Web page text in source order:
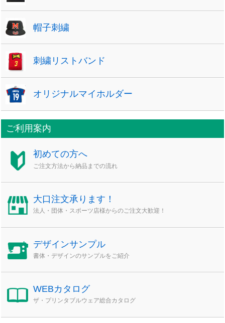
帽子刺繍
刺繍リストバンド
オリジナルマイホルダー
ご利用案内
初めての方へ
ご注文方法から納品までの流れ
大口注文承ります！
法人・団体・スポーツ店様からのご注文大歓迎！
デザインサンプル
書体・デザインのサンプルをご紹介
WEBカタログ
ザ・プリンタブルウェア総合カタログ